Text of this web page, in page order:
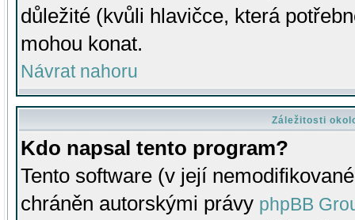
důležité (kvůli hlavičce, která
mohou konat.
Návrat nahoru
Záležitosti
Kdo napsal tento program?
Tento software (v její
chráněn autorskými právy phpBB